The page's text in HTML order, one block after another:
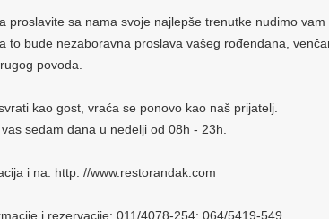
proslavite sa nama svoje najlepše trenutke nudimo
to bude nezaboravna proslava vašeg rođendana,
povoda.
kao gost, vraća se ponovo kao naš prijatelj.
sedam dana u nedelji od 08h - 23h.
i na: http: //www.restorandak.com
i rezervacije: 011/4078-254; 064/5419-549